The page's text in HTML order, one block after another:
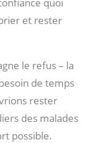
et rester
le refus – la
de temps
rester
des malades
possible.